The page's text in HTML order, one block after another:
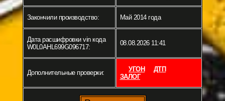
Закончили производство: Май 2014 года
Дата расшифровки vin кода
W0L0AHL699G096717:
08.08.2026 11:41
Дополнительные проверки: УГОН
ДТП
ЗАЛОГ